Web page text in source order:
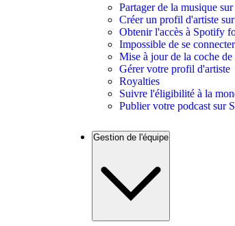
Partager de la musique
Créer un profil d'artiste
Obtenir l'accès à Spotify
Impossible de se connecter
Mise à jour de la coche
Gérer votre profil d'artiste
Royalties
Suivre l'éligibilité à la
Publier votre podcast sur
Gestion de l'équipe